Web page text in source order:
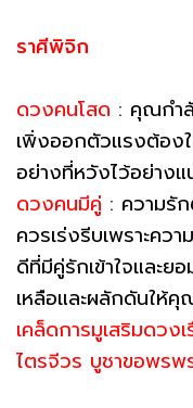
ราศีพิจิก
ดวงคนโสด : คุณกำ
เพิ่งออกตัวแรงต้องใ
อย่างที่หวังไว้อย่างแ
ดวงคนมีคู่ : ความรั
ควรเร่งรีบเพราะคว
ดีที่มีคู่รักเข้าใจและ
เหลือและผลักดันให้คุ
เคล็ดการมูเสริมดว
ไตรจีวร บูชาขอพรพ